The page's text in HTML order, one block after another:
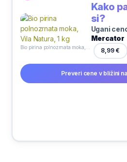
Kako
si?
Ugani
Mercator
8,99 €
Preveri cene v bližini